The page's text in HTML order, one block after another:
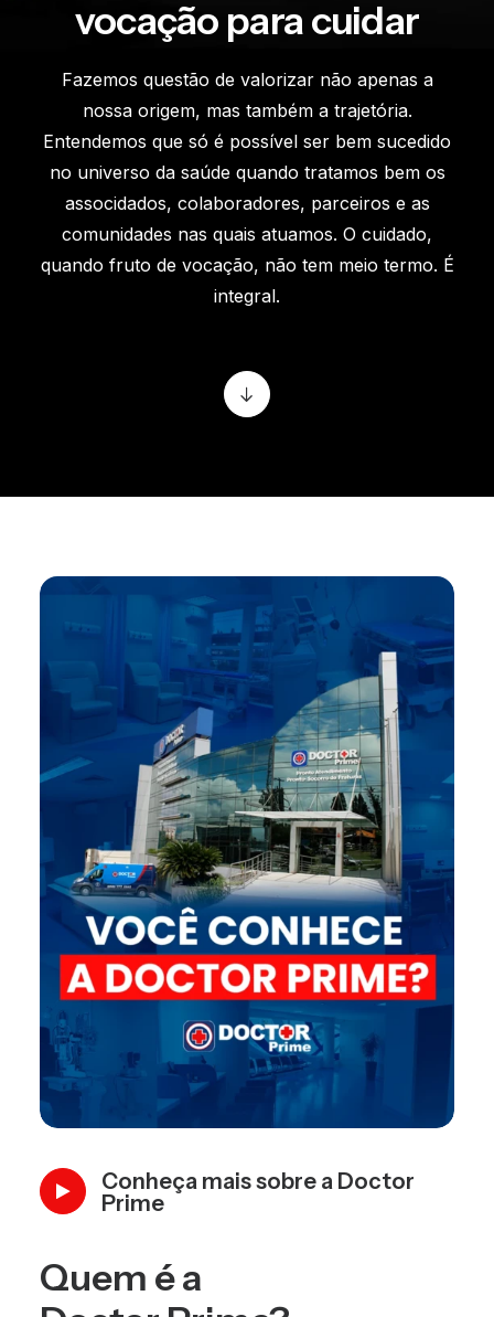
vocação para cuidar
Fazemos questão de valorizar não apenas a
nossa origem, mas também a trajetória.
Entendemos que só é possível ser bem sucedido
no universo da saúde quando tratamos bem os
associdados, colaboradores, parceiros e as
comunidades nas quais atuamos. O cuidado,
quando fruto de vocação, não tem meio termo. É
integral.
Conheça mais sobre a Doctor
Prime
Quem é a